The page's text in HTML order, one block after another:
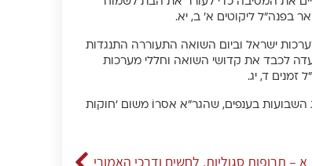
בפנה”ל ליקוטים א’ ב, יא.
ישראל וביום השואה התעוררה התנגדות
לכבד את קדושי השואה וחללי מערכות
זמנים ד, יג.
השבועות בענפים, שהגר”א אסרוֹ משום ‘חוקות
א – תרופות סגוליות, לחשים ודרכי האמורי